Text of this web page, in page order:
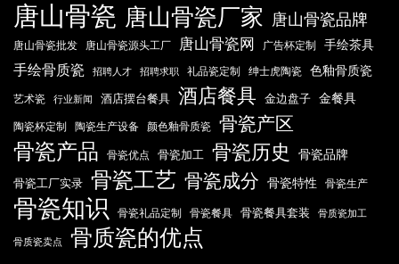
唐山骨瓷 唐山骨瓷厂家 唐山骨瓷品牌
唐山骨瓷批发 唐山骨瓷源头工厂 唐山骨瓷网 广告杯定制 手绘茶具
手绘骨质瓷 招聘人才 招聘求职 礼品瓷定制 绅士虎陶瓷 色釉骨质瓷
艺术瓷 行业新闻 酒店摆台餐具 酒店餐具 金边盘子 金餐具
陶瓷杯定制 陶瓷生产设备 颜色釉骨质瓷 骨瓷产区
骨瓷产品 骨瓷优点 骨瓷加工 骨瓷历史 骨瓷品牌
骨瓷工厂实录 骨瓷工艺 骨瓷成分 骨瓷特性 骨瓷生产
骨瓷知识 骨瓷礼品定制 骨瓷餐具 骨瓷餐具套装 骨质瓷加工
骨质瓷卖点 骨质瓷的优点